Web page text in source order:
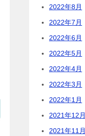
2022年8月
2022年7月
2022年6月
2022年5月
2022年4月
2022年3月
2022年1月
2021年12月
2021年11月